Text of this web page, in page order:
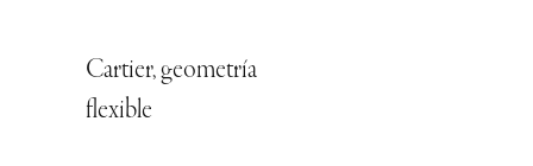
Cartier, geometría
flexible